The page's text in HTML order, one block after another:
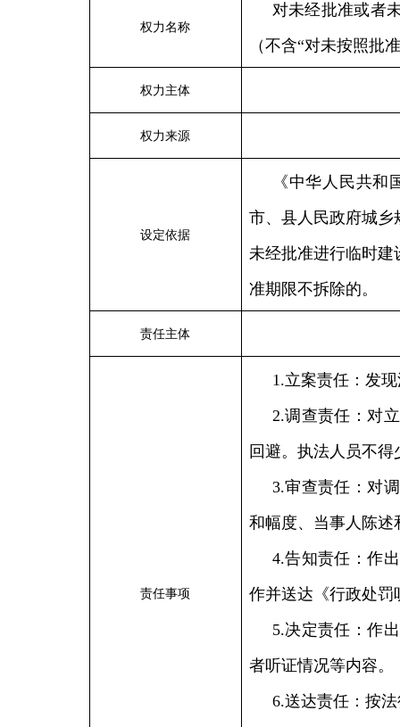
权力名称
对未经批准或者
（不含“对未按照批
权力主体
权力来源
设定依据
《中华人民共
市、县人民政府城
未经批准进行临时
准期限不拆除的。
责任主体
责任事项
1.立案责任：发
2.调查责任：对
回避。执法人员不
3.审查责任：对
和幅度、当事人陈述
4.告知责任：作
作并送达《行政处罚
5.决定责任：作
者听证情况等内容。
6.送达责任：按